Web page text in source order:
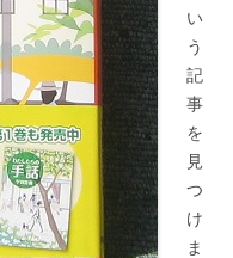
い
う
記
事
を
見
つ
け
ま